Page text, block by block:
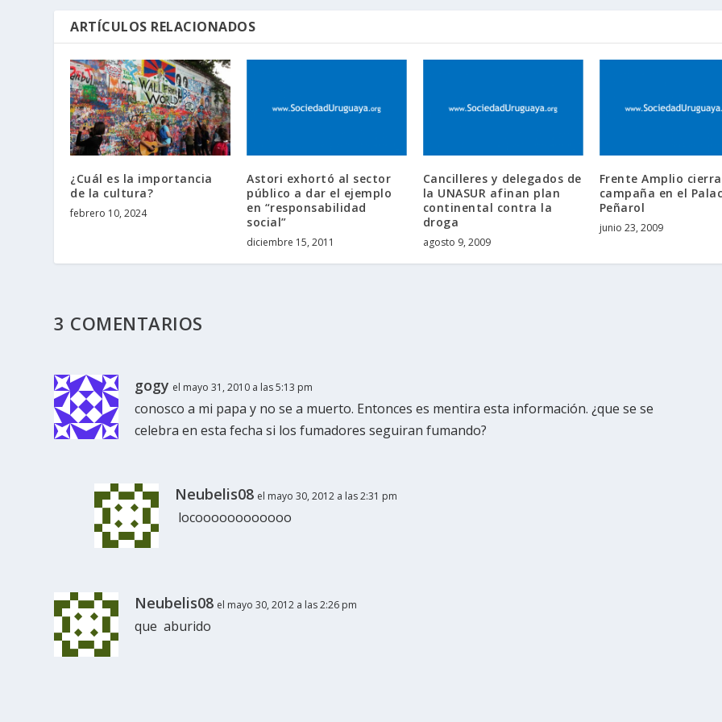
ARTÍCULOS RELACIONADOS
¿Cuál es la importancia
de la cultura?
febrero 10, 2024
Astori exhortó al sector
público a dar el ejemplo
en “responsabilidad
social”
diciembre 15, 2011
Cancilleres y delegados de
la UNASUR afinan plan
continental contra la
droga
agosto 9, 2009
Frente Amplio cierra
campaña en el
Peñarol
junio 23, 2009
3 COMENTARIOS
gogy el mayo 31, 2010 a las 5:13 pm
conosco a mi papa y no se a muerto. Entonces es mentira esta información. ¿que se se
celebra en esta fecha si los fumadores seguiran fumando?
Neubelis08 el mayo 30, 2012 a las 2:31 pm
locoooooooooooo
Neubelis08 el mayo 30, 2012 a las 2:26 pm
que aburido